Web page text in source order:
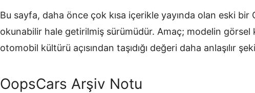
Bu sayfa, daha önce çok kısa içerikle yayında olan eski bir
okunabilir hale getirilmiş sürümüdür. Amaç; modelin
otomobil kültürü açısından taşıdığı değeri daha anlaşılır
OopsCars Arşiv Notu